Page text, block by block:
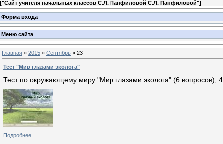
["Сайт учителя начальных классов С.Л. Панфиловой С.Л. Панфиловой"]
Форма входа
Меню сайта
Главная » 2015 » Сентябрь » 23
Тест "Мир глазами эколога"
Тест по окружающему миру "Мир глазами эколога" (6 вопросов),
Подробнее